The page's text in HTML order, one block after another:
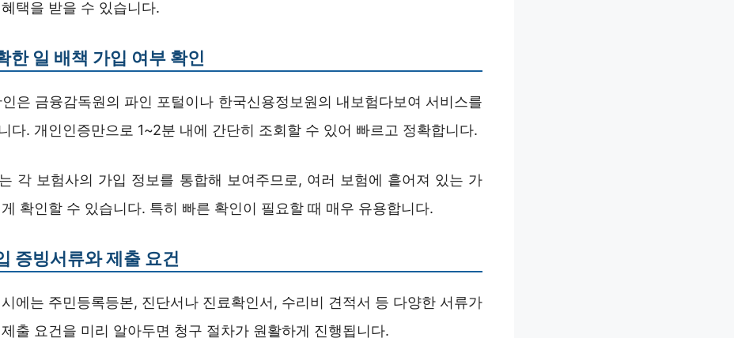
택을 받을 수 있습니다.
한 일 배책 가입 여부 확인
은 금융감독원의 파인 포털이나 한국신용정보원의 내보험다보여 서비스를
다. 개인인증만으로 1~2분 내에 간단히 조회할 수 있어 빠르고 정확합니다.
각 보험사의 가입 정보를 통합해 보여주므로, 여러 보험에 흩어져 있는 가
확인할 수 있습니다. 특히 빠른 확인이 필요할 때 매우 유용합니다.
증빙서류와 제출 요건
에는 주민등록등본, 진단서나 진료확인서, 수리비 견적서 등 다양한 서류가
출 요건을 미리 알아두면 청구 절차가 원활하게 진행됩니다.